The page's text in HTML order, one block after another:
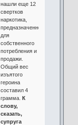
нашли еще 12
свертков
наркотика,
предназначенного
для
собственного
потребления и
продажи.
Общий вес
изъятого
героина
составил 4
грамма. К
слову,
сказать,
супруга